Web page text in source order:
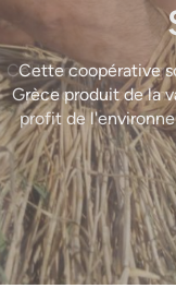
Cette coopérative
Grèceproduit de la
profitde